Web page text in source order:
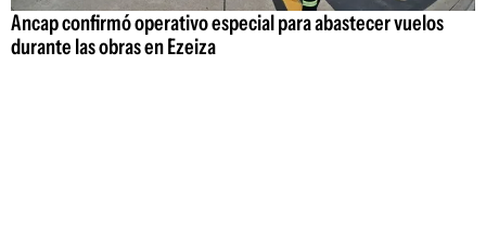
Ancap confirmó operativo especial para abastecer vuelos
durante las obras en Ezeiza